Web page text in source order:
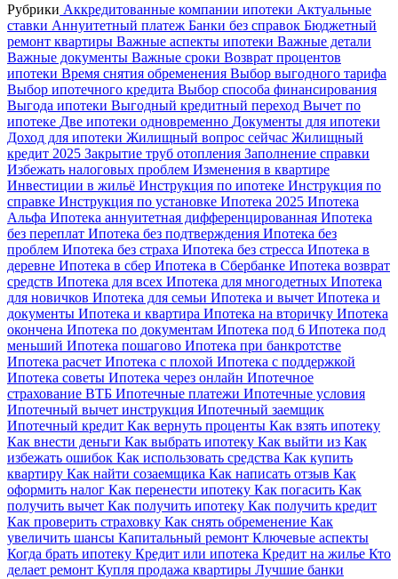
Рубрики Аккредитованные компании ипотеки Актуальные
ставки Аннуитетный платеж Банки без справок Бюджетный
ремонт квартиры Важные аспекты ипотеки Важные детали
Важные документы Важные сроки Возврат процентов
ипотеки Время снятия обременения Выбор выгодного тарифа
Выбор ипотечного кредита Выбор способа финансирования
Выгода ипотеки Выгодный кредитный переход Вычет по
ипотеке Две ипотеки одновременно Документы для ипотеки
Доход для ипотеки Жилищный вопрос сейчас Жилищный
кредит 2025 Закрытие труб отопления Заполнение справки
Избежать налоговых проблем Изменения в квартире
Инвестиции в жильё Инструкция по ипотеке Инструкция по
справке Инструкция по установке Ипотека 2025 Ипотека
Альфа Ипотека аннуитетная дифференцированная Ипотека
без переплат Ипотека без подтверждения Ипотека без
проблем Ипотека без страха Ипотека без стресса Ипотека в
деревне Ипотека в сбер Ипотека в Сбербанке Ипотека возврат
средств Ипотека для всех Ипотека для многодетных Ипотека
для новичков Ипотека для семьи Ипотека и вычет Ипотека и
документы Ипотека и квартира Ипотека на вторичку Ипотека
окончена Ипотека по документам Ипотека под 6 Ипотека под
меньший Ипотека пошагово Ипотека при банкротстве
Ипотека расчет Ипотека с плохой Ипотека с поддержкой
Ипотека советы Ипотека через онлайн Ипотечное
страхование ВТБ Ипотечные платежи Ипотечные условия
Ипотечный вычет инструкция Ипотечный заемщик
Ипотечный кредит Как вернуть проценты Как взять ипотеку
Как внести деньги Как выбрать ипотеку Как выйти из Как
избежать ошибок Как использовать средства Как купить
квартиру Как найти созаемщика Как написать отзыв Как
оформить налог Как перенести ипотеку Как погасить Как
получить вычет Как получить ипотеку Как получить кредит
Как проверить страховку Как снять обременение Как
увеличить шансы Капитальный ремонт Ключевые аспекты
Когда брать ипотеку Кредит или ипотека Кредит на жилье Кто
делает ремонт Купля продажа квартиры Лучшие банки